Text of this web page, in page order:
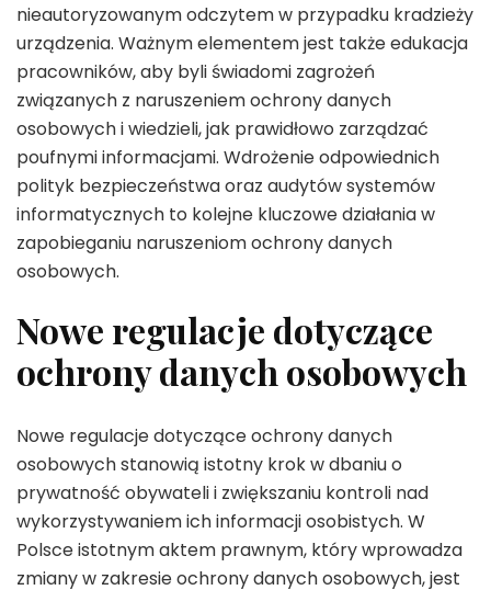
nieautoryzowanym odczytem w przypadku kradzieży
urządzenia. Ważnym elementem jest także edukacja
pracowników, aby byli świadomi zagrożeń
związanych z naruszeniem ochrony danych
osobowych i wiedzieli, jak prawidłowo zarządzać
poufnymi informacjami. Wdrożenie odpowiednich
polityk bezpieczeństwa oraz audytów systemów
informatycznych to kolejne kluczowe działania w
zapobieganiu naruszeniom ochrony danych
osobowych.
Nowe regulacje dotyczące
ochrony danych osobowych
Nowe regulacje dotyczące ochrony danych
osobowych stanowią istotny krok w dbaniu o
prywatność obywateli i zwiększaniu kontroli nad
wykorzystywaniem ich informacji osobistych. W
Polsce istotnym aktem prawnym, który wprowadza
zmiany w zakresie ochrony danych osobowych, jest